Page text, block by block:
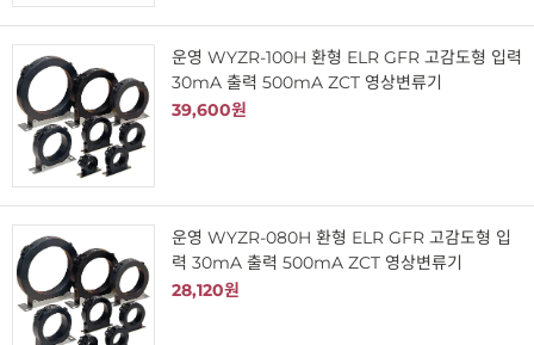
운영 WYZR-100H 환형 ELR GFR 고감도형 입력
30mA 출력 500mA ZCT 영상변류기
39,600원
운영 WYZR-080H 환형 ELR GFR 고감도형 입
력 30mA 출력 500mA ZCT 영상변류기
28,120원